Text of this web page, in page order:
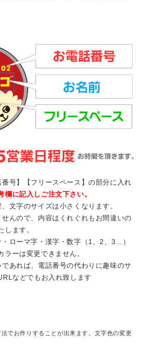
号】【フリースペース】の部分に入れ
欄に記入しご注文下さい。
文字のサイズは小さくなります。
んので、内容はくれぐれもお間違いの
します。
ローマ字・漢字・数字（1、2、3…）
ラーは変更できません。
あれば、電話番号の代わりに趣味のサ
などでもお入れ致します
でお作りすることが出来ます。文字色の変更